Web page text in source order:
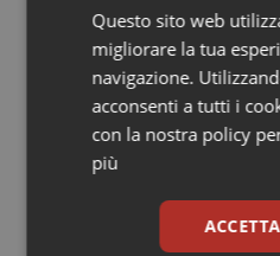
Tumori
Ulcera & Reflusso
Vaccini
Senologia Ospedale di Forlì
Irst di Meldola), il Centro di
Sant’Arcangelo di Romagna.
02 Maggio 2018
© Riproduzione riservata
Questo sito web
migliorare la tua
navigazione.
acconsenti a tutti i
con la nostra policy
più